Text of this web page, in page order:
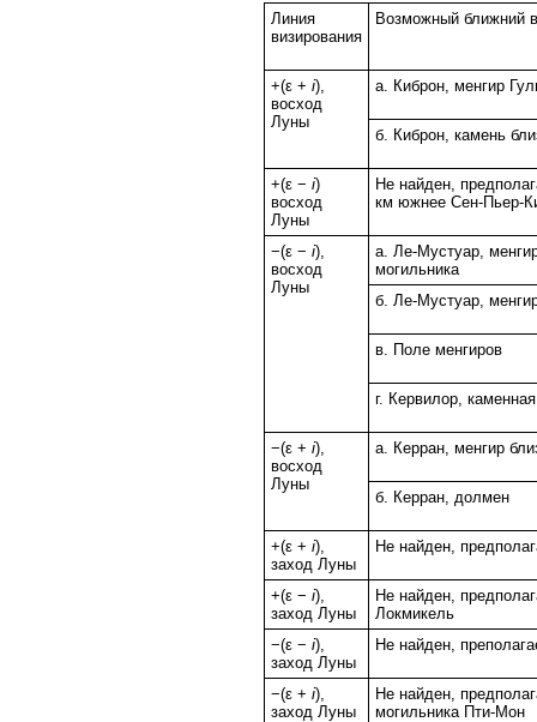
Линия
визирования
Возможный ближний
+(ε + i),
восход
Луны
а. Киброн, менгир
б. Киброн, камень
+(ε − i)
восход
Луны
Не найден,
км южнее Сен-Пьер-
−(ε − i),
восход
Луны
а. Ле-Мустуар,
могильника
б. Ле-Мустуар,
в. Поле менгиров
г. Кервилор,
−(ε + i),
восход
Луны
а. Керран, менгир
б. Керран, долмен
+(ε + i),
заход Луны
Не найден,
+(ε − i),
заход Луны
Не найден,
Локмикель
−(ε − i),
заход Луны
Не найден,
−(ε + i),
заход Луны
Не найден,
могильника Пти-Мон